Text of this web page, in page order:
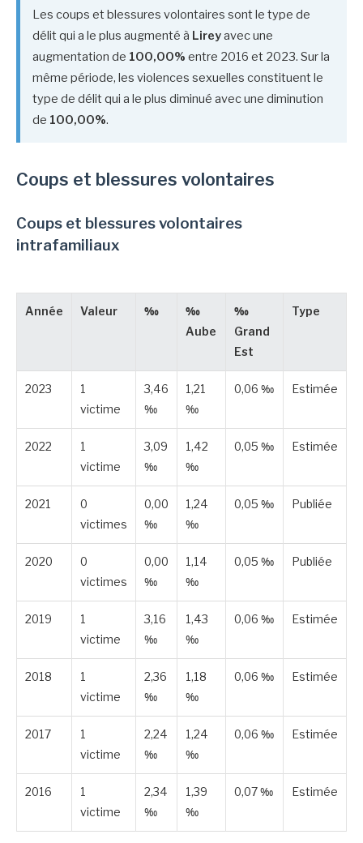
Les coups et blessures volontaires sont le type de
délit qui a le plus augmenté à Lireyavec une
augmentation de 100,00% entre 2016 et 2023. Sur la
même période, les violences sexuelles constituent le
type de délit qui a le plus diminué avec une diminution
de 100,00%.
Coups et blessures volontaires
Coups et blessures volontaires
intrafamiliaux
Année Valeur ‰
‰
Aube
‰
Grand
Est
Type
2023
1
victime
3,46
‰
1,21
‰
0,06 ‰ Estimée
2022
1
victime
3,09
‰
1,42
‰
0,05 ‰ Estimée
2021
0
victimes
0,00
‰
1,24
‰
0,05 ‰ Publiée
2020
0
victimes
0,00
‰
1,14
‰
0,05 ‰ Publiée
2019
1
victime
3,16
‰
1,43
‰
0,06 ‰ Estimée
2018
1
victime
2,36
‰
1,18
‰
0,06 ‰ Estimée
2017
1
victime
2,24
‰
1,24
‰
0,06 ‰ Estimée
2016
1
victime
2,34
‰
1,39
‰
0,07 ‰ Estimée